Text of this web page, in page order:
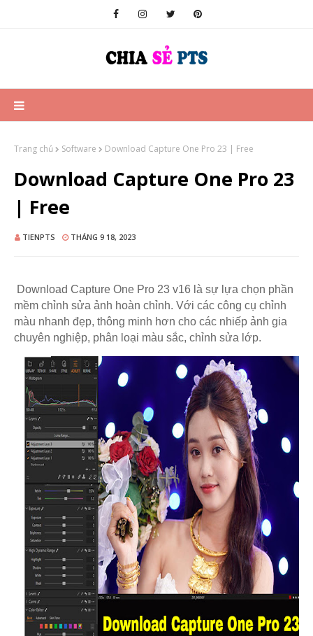
Trang chủ Software Download Capture One Pro 23 | Free
Download Capture One Pro 23
| Free
TIENPTS THÁNG 9 18, 2023
Download Capture One Pro 23 v16 là sự lựa chọn phần
mềm chỉnh sửa ảnh hoàn chỉnh. Với các công cụ chỉnh
màu nhanh đẹp, thông minh hơn cho các nhiếp ảnh gia
chuyên nghiệp, phân loại màu sắc, chỉnh sửa lớp.